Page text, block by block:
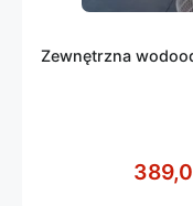
Zewnętrzna